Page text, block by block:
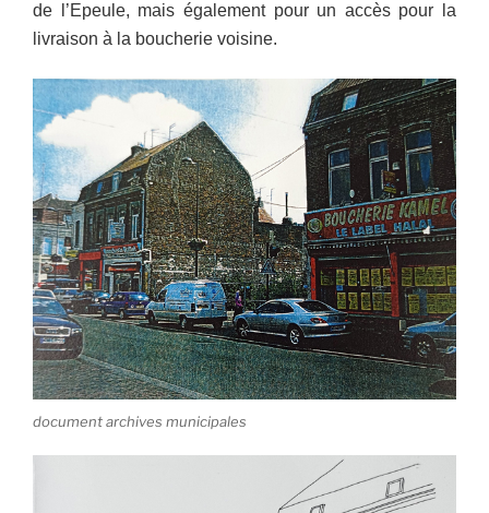
de l’Epeule, mais également pour un accès pour la
livraison à la boucherie voisine.
document archives municipales